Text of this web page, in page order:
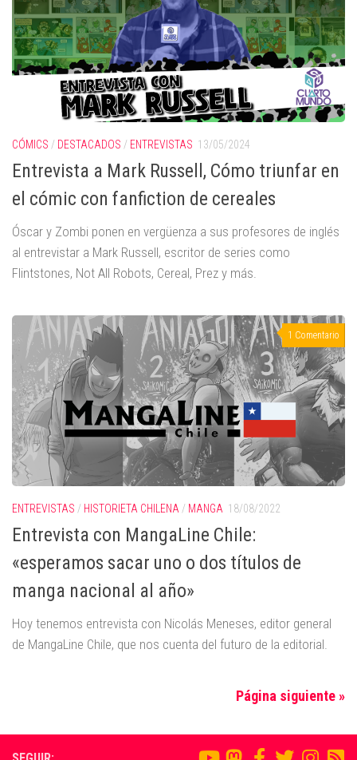
CÓMICS / DESTACADOS / ENTREVISTAS 13/05/2024
Entrevista a Mark Russell, Cómo triunfar en
el cómic con fanfiction de cereales
Óscar y Zombi ponen en vergüenza a sus profesores de inglés
al entrevistar a Mark Russell, escritor de series como
Flintstones, Not All Robots, Cereal, Prez y más.
1 Comentario
ENTREVISTAS / HISTORIETA CHILENA/ MANGA 18/08/2022
Entrevista con MangaLine Chile:
«esperamos sacar uno o dos títulos de
manga nacional al año»
Hoy tenemos entrevista con Nicolás Meneses, editor general
de MangaLine Chile, que nos cuenta del futuro de la editorial.
Página siguiente »